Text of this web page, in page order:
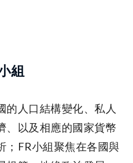
組
的人口結構變化、私人
、以及相應的國家貨幣
；FR小組聚焦在各國與